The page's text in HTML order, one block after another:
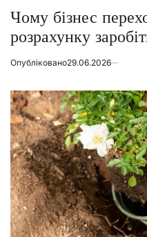
in
Чому бізнес
розрахунку
Опубліковано29.06.2026